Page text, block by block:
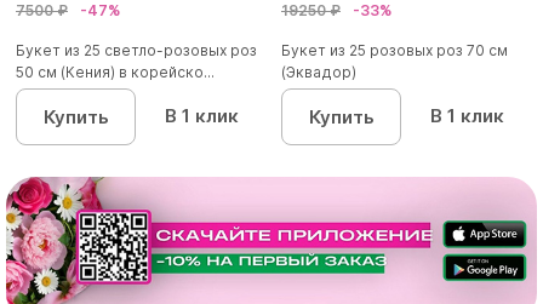
7500 ₽ -47%
Букет из 25 светло-розовых роз
50 см (Кения) в корейско...
Купить В 1 клик
19250 ₽ -33%
Букет из 25 розовых роз 70 см
(Эквадор)
Купить В 1 клик